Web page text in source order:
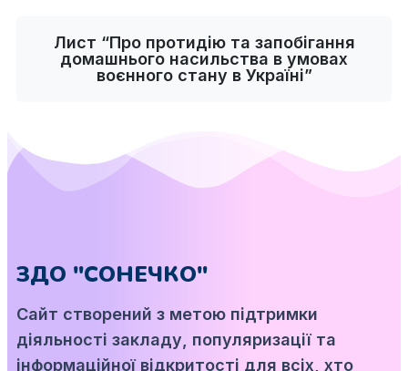
Лист “Про протидію та запобігання
домашнього насильства в умовах
воєнного стану в Україні”
ЗДО "СОНЕЧКО"
Сайт створений з метою підтримки
діяльності закладу, популяризації та
інформаційної відкритості для всіх, хто